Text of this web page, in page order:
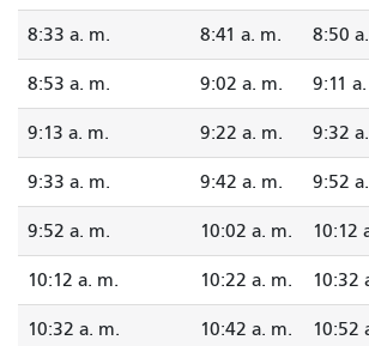
8:33 a. m. 8:41 a. m. 8:50
8:53 a. m. 9:02 a. m. 9:11
9:13 a. m. 9:22 a. m. 9:32
9:33 a. m. 9:42 a. m. 9:52
9:52 a. m. 10:02 a. m. 10:12
10:12 a. m. 10:22 a. m. 10:32
10:32 a. m. 10:42 a. m. 10:52